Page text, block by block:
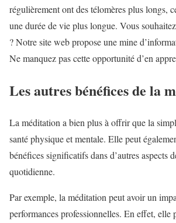
régulièrement ont des télomères plus longs,
une durée de vie plus longue. Vous
? Notre site web propose une mine
Ne manquez pas cette opportunité d’en
Les autres bénéfices de la
La méditation a bien plus à offrir que la
santé physique et mentale. Elle peut
bénéfices significatifs dans d’autres aspects
quotidienne.
Par exemple, la méditation peut avoir un
performances professionnelles. En effet, elle